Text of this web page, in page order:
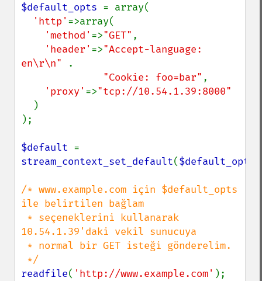
$default_opts = array(
'http' =>array(
'method' =>"GET" ,
'header' =>"Accept-language:
en\r\n"
.
"Cookie: foo=bar" ,
'proxy' =>"tcp://10.54.1.39:8000"
)
);
$default
stream_context_set_default($default_opts
/* www.example.com için $default_opts
ile belirtilen bağlam
10.54.1.39'daki vekil sunucuya
readfile( 'http://www.example.com'